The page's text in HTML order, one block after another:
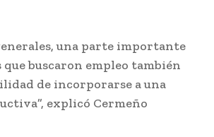
una parte importante
que buscaron empleo también
de incorporarse a una
explicó Cermeño